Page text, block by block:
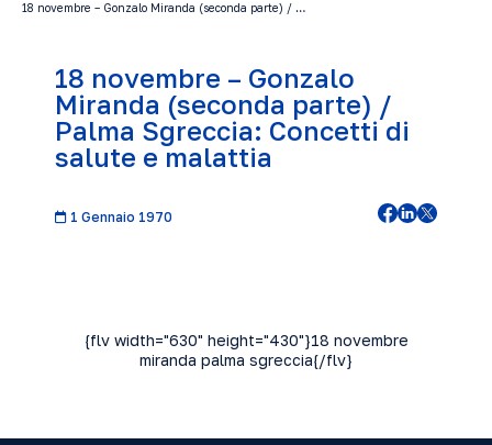
18 novembre – Gonzalo Miranda (seconda parte) / …
18 novembre – Gonzalo
Miranda (seconda parte) /
Palma Sgreccia: Concetti di
salute e malattia
1 Gennaio 1970
{flv width="630" height="430"}18 novembre
miranda palma sgreccia{/flv}